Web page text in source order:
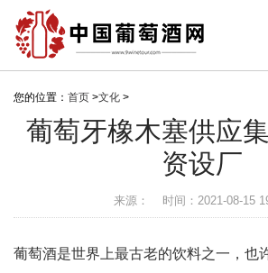
您的位置： 首页 >文化 >
葡萄牙橡木塞供应
资设厂
来源： 时间：2021-08-15
葡萄酒是世界上最古老的饮料之一，也